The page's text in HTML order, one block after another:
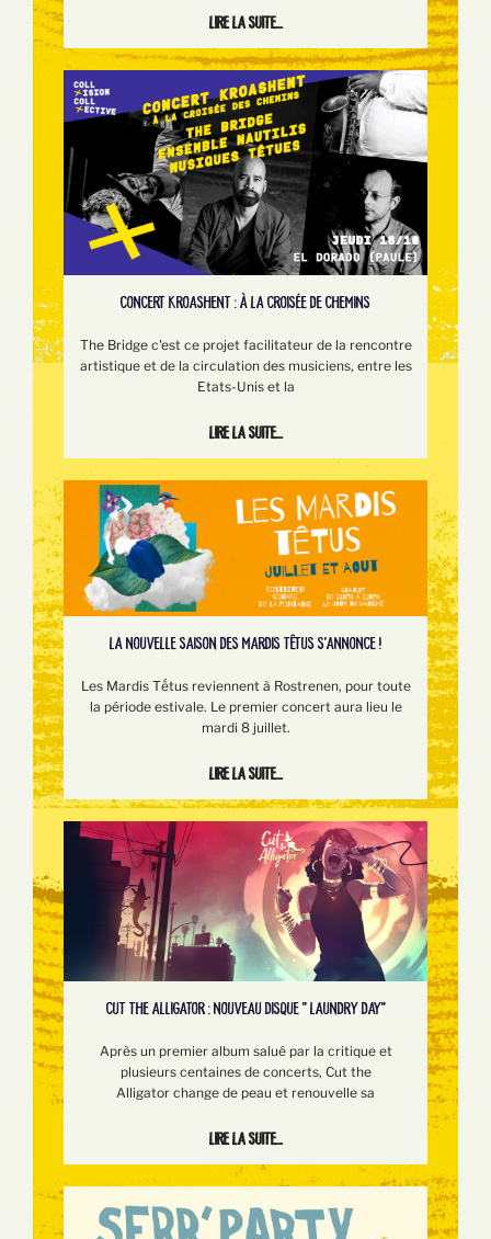
Lire la suite...
CONCERT KROASHENT : À LA CROISÉE DE CHEMINS
The Bridge c'est ce projet facilitateur de la rencontre
artistique et de la circulation des musiciens, entre les
Etats-Unis et la
Lire la suite...
LA NOUVELLE SAISON DES MARDIS TÊTUS S'ANNONCE !
Les Mardis Tếtus reviennent à Rostrenen, pour toute
la période estivale. Le premier concert aura lieu le
mardi 8 juillet.
Lire la suite...
CUT THE ALLIGATOR : NOUVEAU DISQUE " LAUNDRY DAY"
Après un premier album salué par la critique et
plusieurs centaines de concerts, Cut the
Alligator change de peau et renouvelle sa
Lire la suite...